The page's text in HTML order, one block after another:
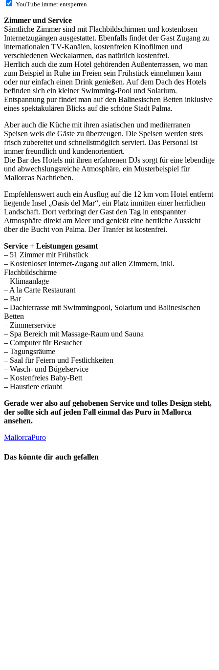
YouTube immer entsperren
Zimmer und Service
Sämtliche Zimmer sind mit Flachbildschirmen und kostenlosen
Internetzugängen ausgestattet. Ebenfalls findet der Gast Zugang zu
internationalen TV-Kanälen, kostenfreien Kinofilmen und
verschiedenen Weckalarmen, das natürlich kostenfrei.
Herrlich auch die zum Hotel gehörenden Außenterrassen, wo man
zum Beispiel in Ruhe im Freien sein Frühstück einnehmen kann
oder nur einfach einen Drink genießen. Auf dem Dach des Hotels
befinden sich ein kleiner Swimming-Pool und Solarium.
Entspannung pur findet man auf den Balinesischen Betten inklusive
eines spektakulären Blicks auf die schöne Stadt Palma.
Aber auch die Küche mit ihren asiatischen und mediterranen
Speisen weis die Gäste zu überzeugen. Die Speisen werden stets
frisch zubereitet und schnellstmöglich serviert. Das Personal ist
immer freundlich und kundenorientiert.
Die Bar des Hotels mit ihren erfahrenen DJs sorgt für eine lebendige
und abwechslungsreiche Atmosphäre, ein Musterbeispiel für
Mallorcas Nachtleben.
Empfehlenswert auch ein Ausflug auf die 12 km vom Hotel entfernt
liegende Insel „Oasis del Mar“, ein Platz inmitten einer herrlichen
Landschaft. Dort verbringt der Gast den Tag in entspannter
Atmosphäre direkt am Meer und genießt eine herrliche Aussicht
über die Bucht von Palma. Der Tranfer ist kostenfrei.
Service + Leistungen gesamt
– 51 Zimmer mit Frühstück
– Kostenloser Internet-Zugang auf allen Zimmern, inkl.
Flachbildschirme
– Klimaanlage
– A la Carte Restaurant
– Bar
– Dachterrasse mit Swimmingpool, Solarium und Balinesischen
Betten
– Zimmerservice
– Spa Bereich mit Massage-Raum und Sauna
– Computer für Besucher
– Tagungsräume
– Saal für Feiern und Festlichkeiten
– Wasch- und Bügelservice
– Kostenfreies Baby-Bett
– Haustiere erlaubt
Gerade wer also auf gehobenen Service und tolles Design steht,
der sollte sich auf jeden Fall einmal das Puro in Mallorca
ansehen.
MallorcaPuro
Das könnte dir auch gefallen